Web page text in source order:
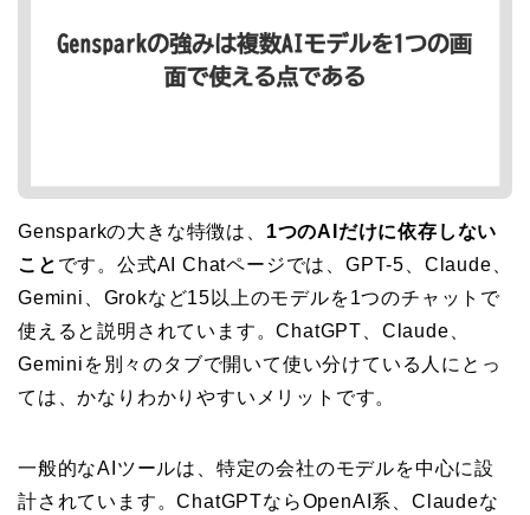
Gensparkの大きな特徴は、 1つのAIだけに依存しない
こと です。公式AI Chatページでは、GPT-5、Claude、
Gemini、Grokなど15以上のモデルを1つのチャットで
使えると説明されています。ChatGPT、Claude、
Geminiを別々のタブで開いて使い分けている人にとっ
ては、かなりわかりやすいメリットです。
一般的なAIツールは、特定の会社のモデルを中心に設
計されています。ChatGPTならOpenAI系、Claudeな